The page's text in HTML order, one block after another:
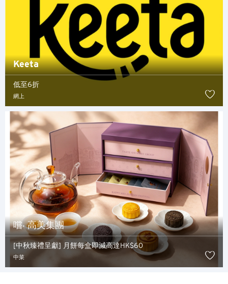
Keeta
低至6折
網上
嚐‧ 高美集團
[中秋臻禮呈獻] 月餅每盒即減高達HK$60
中菜